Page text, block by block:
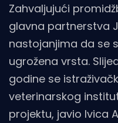
Zahvaljujući
glavna partnerstva
nastojanjima da se
ugrožena vrsta.
godine se
veterinarskog
projektu, javio Ivica